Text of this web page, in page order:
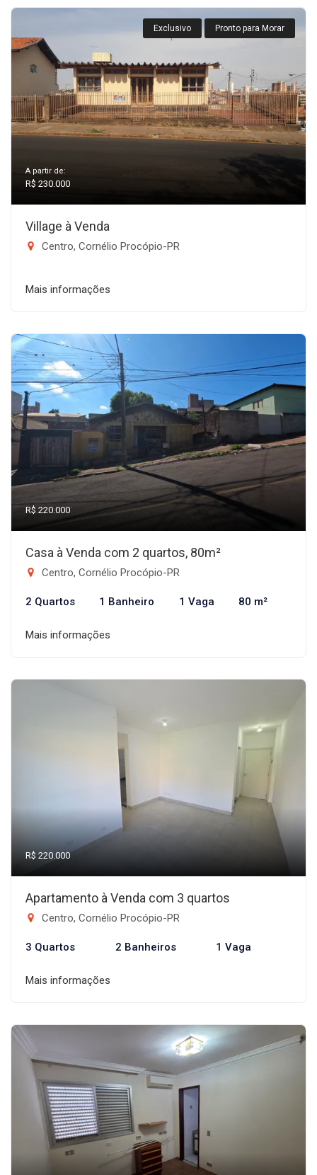
Exclusivo Pronto para Morar
A partir de:
R$ 230.000
Village à Venda
Centro, Cornélio Procópio-PR
Mais informações
R$ 220.000
Casa à Venda com 2 quartos, 80m²
Centro, Cornélio Procópio-PR
2 Quartos 1 Banheiro 1 Vaga 80 m²
Mais informações
R$ 220.000
Apartamento à Venda com 3 quartos
Centro, Cornélio Procópio-PR
3 Quartos 2 Banheiros 1 Vaga
Mais informações